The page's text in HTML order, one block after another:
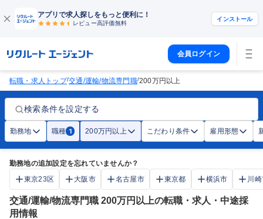
アプリで求人探しをもっと便利に！
レビュー高評価無料
インストール
会員ログイン
転職・求人トップ/交通/運輸/物流専門職/200万円以上
検索条件を設定する
勤務地 職種 1 200万円以上 こだわり条件 雇用形態
勤務地の追加設定を忘れていませんか？
東京23区
大阪市 名古屋市 東京都 横浜市 川
交通/運輸/物流専門職 200万円以上の転職・求人・中途採
用情報